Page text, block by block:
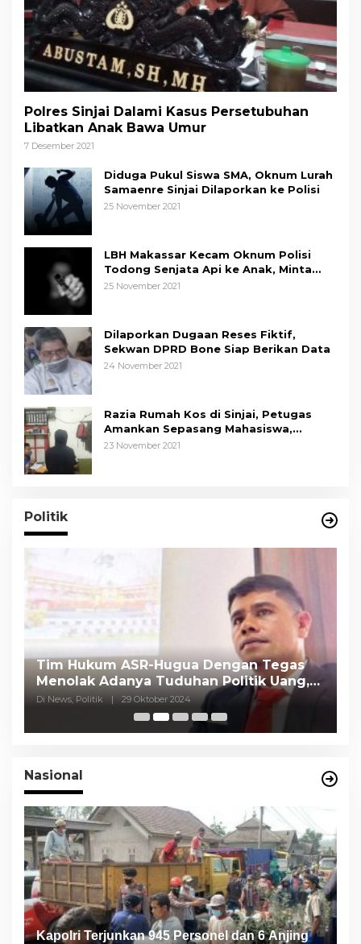
Polres Sinjai Dalami Kasus Persetubuhan
Libatkan Anak Bawa Umur
7 Desember 2021
Diduga Pukul Siswa SMA, Oknum Lurah
Samaenre Sinjai Dilaporkan ke Polisi
25 November 2021
LBH Makassar Kecam Oknum Polisi
Todong Senjata Api ke Anak, Minta
Kapolda Sulsel Tindak Tegas
25 November 2021
Dilaporkan Dugaan Reses Fiktif,
Sekwan DPRD Bone Siap Berikan Data
24 November 2021
Razia Rumah Kos di Sinjai, Petugas
Amankan Sepasang Mahasiswa,
Mengaku Berpacaran
23 November 2021
Politik
Tim Hukum ASR-Hugua Dengan Tegas
Menolak Adanya Tuduhan Politik Uang,
Pasar Murah Tidak Dilaksanakan Oleh
Di News, Politik | 29 Oktober 2024
Nasional
Kapolri Terjunkan 945 Personel dan 6 Anjing